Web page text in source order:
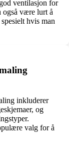
ventilasjon for
også være lurt å
hvis man
inkluderer
og
valg for å